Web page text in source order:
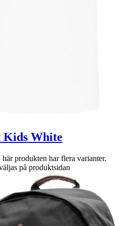
White
här produkten har flera varianter.
på produktsidan